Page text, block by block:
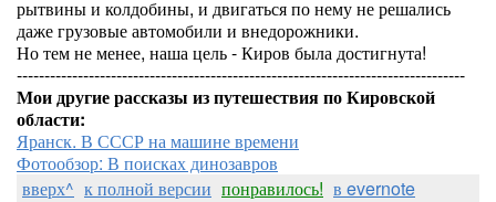
рытвины и колдобины, и двигаться по нему не решались
даже грузовые автомобили и внедорожники.
Но тем не менее, наша цель - Киров была достигнута!
---------------------------------------------------------------------------------
Мои другие рассказы из путешествия по Кировской
области:
Яранск. В СССР на машине времени
Фотообзор: В поисках динозавров
вверх^ к полной версии понравилось! в evernote